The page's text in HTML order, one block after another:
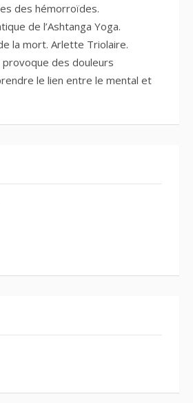
des hémorroïdes.
de l’Ashtanga Yoga.
la mort. Arlette Triolaire.
provoque des douleurs
le lien entre le mental et